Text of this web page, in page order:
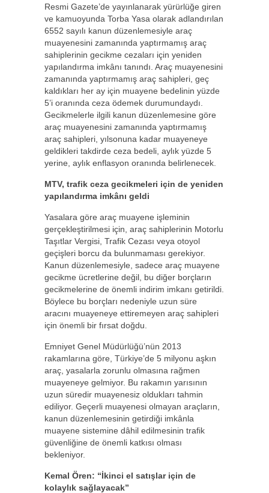
Resmi Gazete’de yayınlanarak yürürlüğe giren
ve kamuoyunda Torba Yasa olarak adlandırılan
6552 sayılı kanun düzenlemesiyle araç
muayenesini zamanında yaptırmamış araç
sahiplerinin gecikme cezaları için yeniden
yapılandırma imkânı tanındı. Araç muayenesini
zamanında yaptırmamış araç sahipleri, geç
kaldıkları her ay için muayene bedelinin yüzde
5’i oranında ceza ödemek durumundaydı.
Gecikmelerle ilgili kanun düzenlemesine göre
araç muayenesini zamanında yaptırmamış
araç sahipleri, yılsonuna kadar muayeneye
geldikleri takdirde ceza bedeli, aylık yüzde 5
yerine, aylık enflasyon oranında belirlenecek.
MTV, trafik ceza gecikmeleri için de yeniden
yapılandırma imkânı geldi
Yasalara göre araç muayene işleminin
gerçekleştirilmesi için, araç sahiplerinin Motorlu
Taşıtlar Vergisi, Trafik Cezası veya otoyol
geçişleri borcu da bulunmaması gerekiyor.
Kanun düzenlemesiyle, sadece araç muayene
gecikme ücretlerine değil, bu diğer borçların
gecikmelerine de önemli indirim imkanı getirildi.
Böylece bu borçları nedeniyle uzun süre
aracını muayeneye ettiremeyen araç sahipleri
için önemli bir fırsat doğdu.
Emniyet Genel Müdürlüğü’nün 2013
rakamlarına göre, Türkiye’de 5 milyonu aşkın
araç, yasalarla zorunlu olmasına rağmen
muayeneye gelmiyor. Bu rakamın yarısının
uzun süredir muayenesiz oldukları tahmin
ediliyor. Geçerli muayenesi olmayan araçların,
kanun düzenlemesinin getirdiği imkânla
muayene sistemine dâhil edilmesinin trafik
güvenliğine de önemli katkısı olması
bekleniyor.
Kemal Ören: “İkinci el satışlar için de
kolaylık sağlayacak”